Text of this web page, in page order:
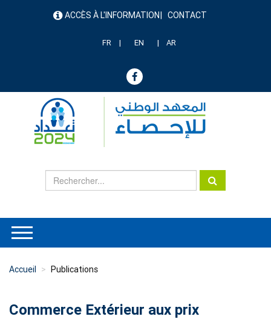
menu ACCÈS À L'INFORMATION CONTACT
FR EN AR
Accueil Publications
Commerce Extérieur aux prix